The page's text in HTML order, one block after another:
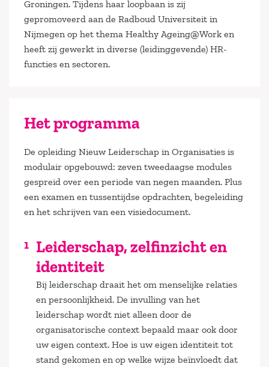
Groningen. Tijdens haar loopbaan is zij
gepromoveerd aan de Radboud Universiteit in
Nijmegen op het thema Healthy Ageing@Work en
heeft zij gewerkt in diverse (leidinggevende) HR-
functies en sectoren.
Het programma
De opleiding Nieuw Leiderschap in Organisaties is
modulair opgebouwd: zeven tweedaagse modules
gespreid over een periode van negen maanden. Plus
een examen en tussentijdse opdrachten, begeleiding
en het schrijven van een visiedocument.
Leiderschap, zelfinzicht en
identiteit
Bij leiderschap draait het om menselijke relaties
en persoonlijkheid. De invulling van het
leiderschap wordt niet alleen door de
organisatorische context bepaald maar ook door
uw eigen context. Hoe is uw eigen identiteit tot
stand gekomen en op welke wijze beïnvloedt dat